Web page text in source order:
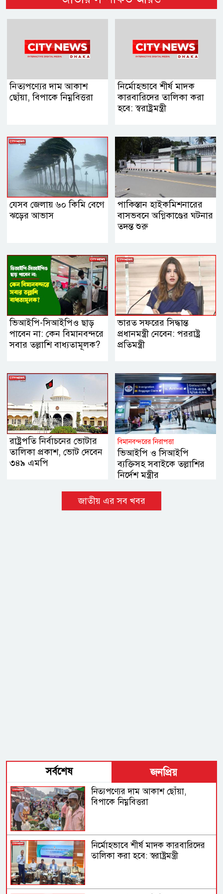
নিত্যপণ্যের দাম আকাশ
ছোঁয়া, বিপাকে নিম্নবিত্তরা
নির্মোহভাবে শীর্ষ মাদক
কারবারিদের তালিকা করা
হবে: স্বরাষ্ট্রমন্ত্রী
যেসব জেলায় ৬০ কিমি বেগে
ঝড়ের আভাস
পাকিস্তান হাইকমিশনারের
বাসভবনে অগ্নিকাণ্ডের ঘটনার
তদন্ত শুরু
ভিআইপি-সিআইপিও ছাড়
পাবেন না: কেন বিমানবন্দরে
সবার তল্লাশি বাধ্যতামূলক?
ভারত সফরের সিদ্ধান্ত
প্রধানমন্ত্রী নেবেন: পররাষ্ট্র
প্রতিমন্ত্রী
রাষ্ট্রপতি নির্বাচনের ভোটার
তালিকা প্রকাশ, ভোট দেবেন
৩৪৯ এমপি
বিমানবন্দরের নিরাপত্তা
ভিআইপি ও সিআইপি
ব্যক্তিসহ সবাইকে তল্লাশির
নির্দেশ মন্ত্রীর
জাতীয় এর সব খবর
সর্বশেষ জনপ্রিয়
নিত্যপণ্যের দাম আকাশ ছোঁয়া,
বিপাকে নিম্নবিত্তরা
নির্মোহভাবে শীর্ষ মাদক কারবারিদের
তালিকা করা হবে: স্বরাষ্ট্রমন্ত্রী